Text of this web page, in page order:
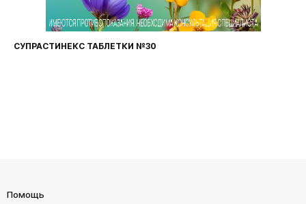
СУПРАСТИНЕКС ТАБЛЕТКИ №30
Помощь